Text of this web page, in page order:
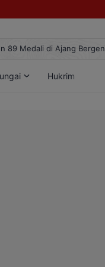
89 Medali di Ajang
Hukrim